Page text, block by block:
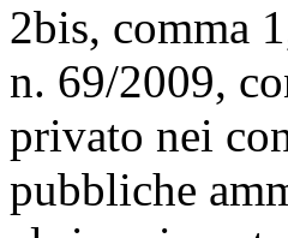
2bis, comma
n. 69/2009,
privato nei
pubbliche